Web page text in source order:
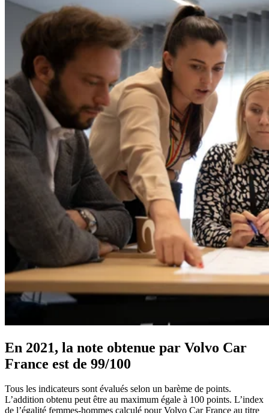
En 2021, la note obtenue par Volvo Car
France est de 99/100
Tous les indicateurs sont évalués selon un barème de points.
L’addition obtenu peut être au maximum égale à 100 points. L’index
de l’égalité femmes-hommes calculé pour Volvo Car France au titre